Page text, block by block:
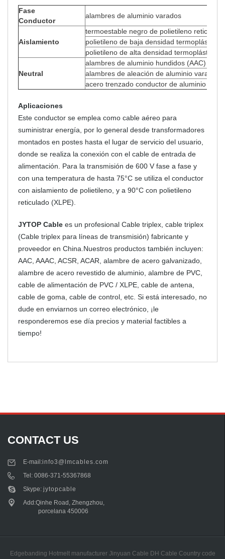
Fase
Conductor
alambres de aluminio varados
Aislamiento
termoestable negro de polietileno
polietileno de baja densidad termoplástico
polietileno de alta densidad termoplástico
Neutral
alambres de aluminio hundidos (AAC)
alambres de aleación de aluminio varados
acero trenzado conductor de aluminio
Aplicaciones
Este conductor se emplea como cable aéreo para
suministrar energía, por lo general desde transformadores
montados en postes hasta el lugar de servicio del usuario,
donde se realiza la conexión con el cable de entrada de
alimentación. Para la transmisión de 600 V fase a fase y
con una temperatura de hasta 75°C se utiliza el conductor
con aislamiento de polietileno, y a 90°C con polietileno
reticulado (XLPE).
JYTOP Cable es un profesional Cable triplex, cable triplex
(Cable triplex para líneas de transmisión) fabricante y
proveedor en China.Nuestros productos también incluyen:
AAC, AAAC, ACSR, ACAR, alambre de acero galvanizado,
alambre de acero revestido de aluminio, alambre de PVC,
cable de alimentación de PVC / XLPE, cable de antena,
cable de goma, cable de control, etc. Si está interesado, no
dude en enviarnos un correo electrónico, ¡le
responderemos ese día precios y material factibles a
tiempo!
CONTACT US
E-mail:info3@lmcables.com
Tel: 0086-371-55367868
Skype: jytopcable
Add:Qinhe Road, Zhengzhou,
porcelana 450006
Edgebanding Hotmelt manufacturer Jinyuan Cable DH Cable Country code